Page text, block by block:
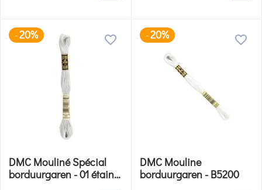
-20%
DMC Mouliné Spécial
borduurgaren - 01 étain
-20%
DMC Mouline
borduurgaren - B5200